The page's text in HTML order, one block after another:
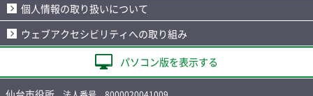
個人情報の取り扱いについて
ウェブアクセシビリティへの取り組み
パソコン版を表示する